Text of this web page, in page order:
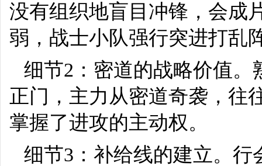
没有组织地盲目冲锋，会成
弱，战士小队强行突进打乱
细节2：密道的战略价值
正门，主力从密道奇袭，往
掌握了进攻的主动权。
细节3：补给线的建立。